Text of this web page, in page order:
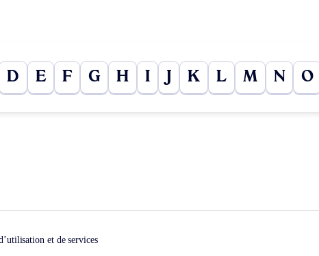
D E F G H I J K L M N O
et de services